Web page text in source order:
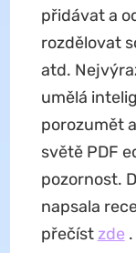
přidávat a
rozdělovat
atd.
umělá
porozumět
světě PDF
pozornost.
napsala
přečístzde .